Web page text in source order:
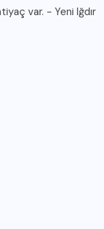
var. - Yeni Iğdır